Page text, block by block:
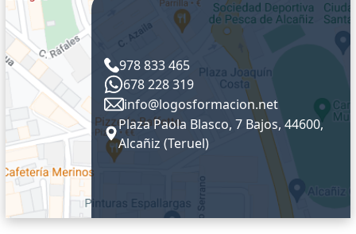
978 833 465
678 228 319
info@logosformacion.net
Plaza Paola Blasco, 7 Bajos, 44600,
Alcañiz (Teruel)